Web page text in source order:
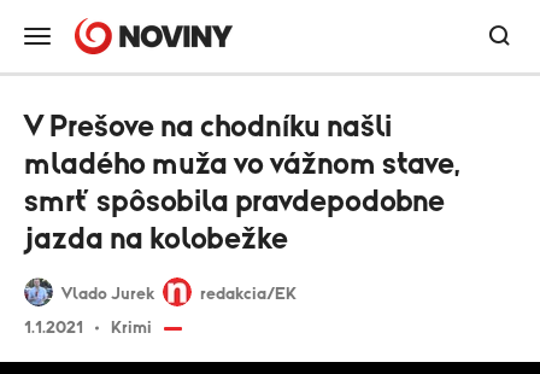
Vlado Jurek
redakcia/EK
1.1.2021
Krimi
V Prešove na chodníku našli
mladého muža vo vážnom stave,
smrť spôsobila pravdepodobne
jazda na kolobežke